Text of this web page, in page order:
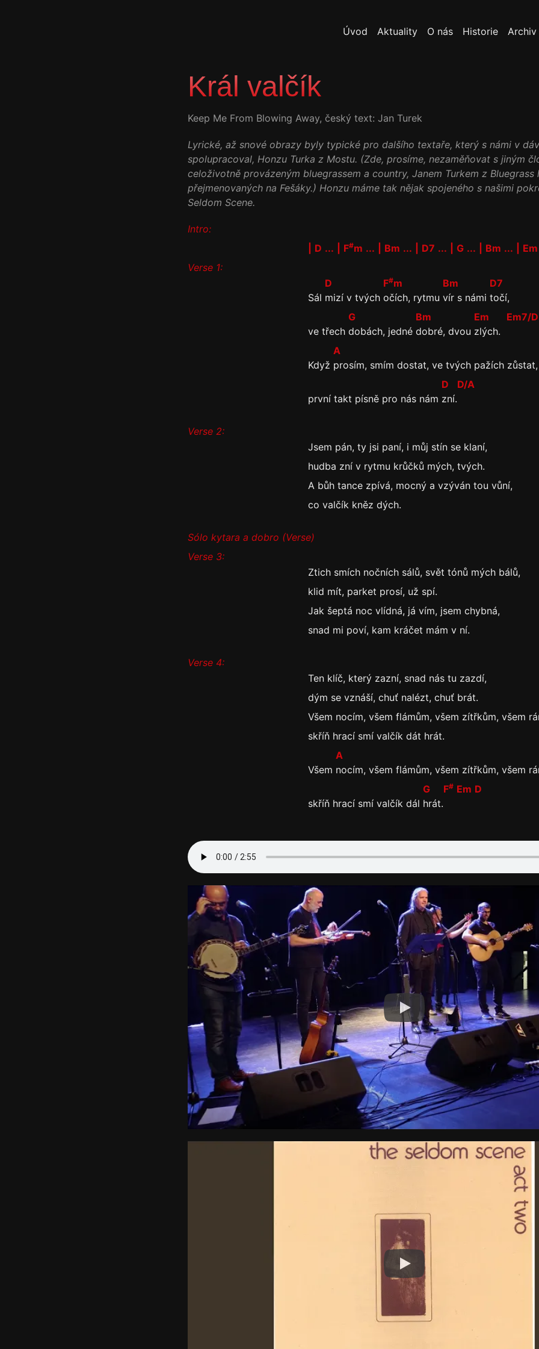
Úvod Aktuality O nás Historie Archiv
Král valčík
Keep Me From Blowing Away, český text: Jan Turek
Lyrické, až snové obrazy byly typické pro dalšího textaře, který s námi v
spolupracoval, Honzu Turka z Mostu. (Zde, prosíme, nezaměňovat s jiným
celoživotně provázeným bluegrassem a country, Janem Turkem z
přejmenovaných na Fešáky.) Honzu máme tak nějak spojeného s našimi
Seldom Scene.
Intro:
D ... F#m ... Bm ... D7 ... G ... Bm ... Em
Verse 1:
Sál
D
mizí v tvých
F#m
očích, rytmu
Bm
vír s námi
D7
točí,
ve třech
G
dobách, jedné
Bm
dobré, dvou
Em
zlých.
Em7/D
Když
A
prosím, smím dostat, ve tvých pažích zůstat,
první takt písně pro nás nám
D
zní.
D/A
Verse 2:
Jsem pán, ty jsi paní, i můj stín se klaní,
hudba zní v rytmu krůčků mých, tvých.
A bůh tance zpívá, mocný a vzýván tou vůní,
co valčík kněz dých.
Sólo kytara a dobro (Verse)
Verse 3:
Ztich smích nočních sálů, svět tónů mých bálů,
klid mít, parket prosí, už spí.
Jak šeptá noc vlídná, já vím, jsem chybná,
snad mi poví, kam kráčet mám v ní.
Verse 4:
Ten klíč, který zazní, snad nás tu zazdí,
dým se vznáší, chuť nalézt, chuť brát.
Všem nocím, všem flámům, všem zítřkům, všem
skříň hrací smí valčík dát hrát.
Všem
A
nocím, všem flámům, všem zítřkům, všem
skříň hrací smí valčík dál
G
hrát.
F# Em D